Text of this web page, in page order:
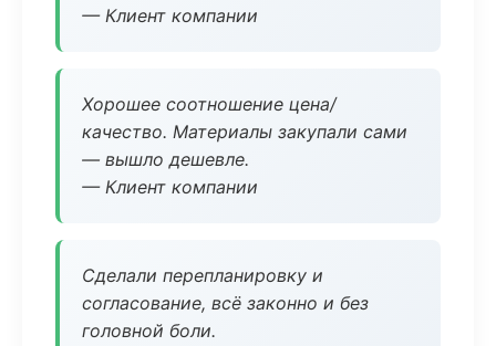
— Клиент компании
Хорошее соотношение цена/
качество. Материалы закупали сами
— вышло дешевле.
— Клиент компании
Сделали перепланировку и
согласование, всё законно и без
головной боли.